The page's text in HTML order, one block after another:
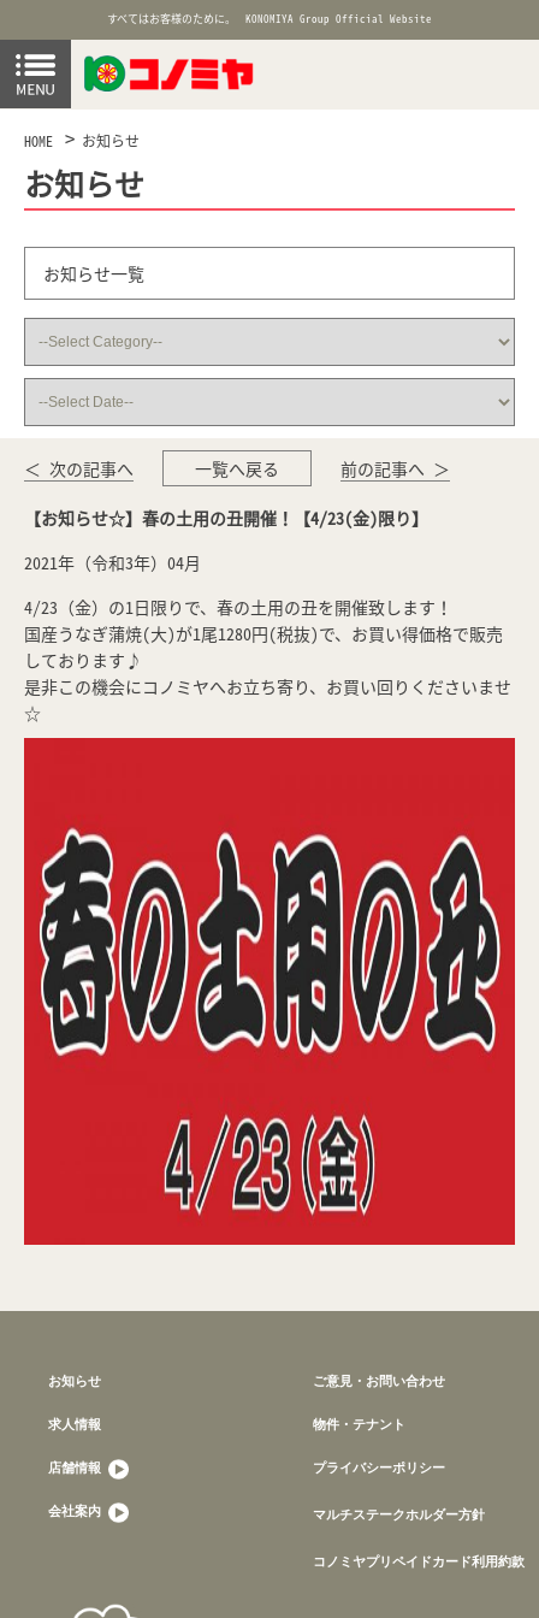
すべてはお客様のために。 KONOMIYA Group Official Website
HOME お知らせ
お知らせ
お知らせ一覧
＜ 次の記事へ 一覧へ戻る 前の記事へ ＞
【お知らせ☆】春の土用の丑開催！【4/23(金)限り】
2021年（令和3年）04月
4/23（金）の1日限りで、春の土用の丑を開催致します！
国産うなぎ蒲焼(大)が1尾1280円(税抜)で、お買い得価格で販売
しております♪
是非この機会にコノミヤへお立ち寄り、お買い回りくださいませ
☆
お知らせ
求人情報
店舗情報
会社案内
ご意見・お問い合わせ
物件・テナント
プライバシーポリシー
マルチステークホルダー方針
コノミヤプリペイドカード利用約款